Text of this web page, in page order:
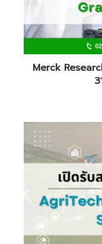
Merck